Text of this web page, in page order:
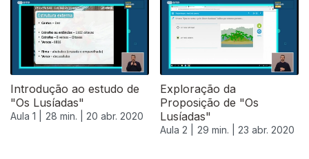
Introdução ao estudo de
"Os Lusíadas"
Aula 1 | 28 min. | 20 abr. 2020
Exploração da
Proposição de "Os
Lusíadas"
Aula 2 | 29 min. | 23 abr. 2020